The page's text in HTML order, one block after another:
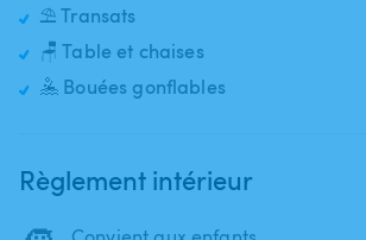
⛱️ Transats
🪑 Table et chaises
🤽 Bouées gonflables
Règlement intérieur